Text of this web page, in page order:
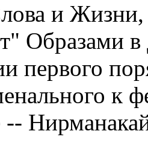
и Жизни,
Образами
первого
к
--